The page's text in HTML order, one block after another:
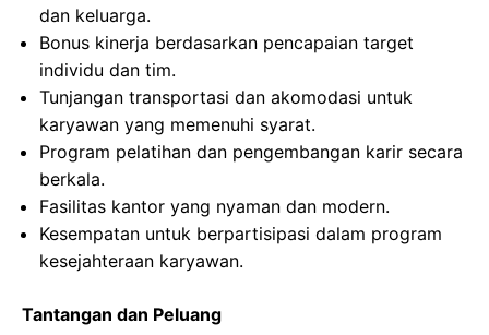
dan keluarga.
Bonus kinerja berdasarkan pencapaian target
individu dan tim.
Tunjangan transportasi dan akomodasi untuk
karyawan yang memenuhi syarat.
Program pelatihan dan pengembangan karir secara
berkala.
Fasilitas kantor yang nyaman dan modern.
Kesempatan untuk berpartisipasi dalam program
kesejahteraan karyawan.
Tantangan dan Peluang